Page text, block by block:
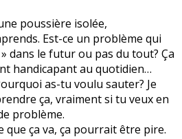
poussière isolée,
Est-ce un problème qui
dans le futur ou pas du tout? Ça
handicapant au quotidien…
as-tu voulu sauter? Je
ça, vraiment si tu veux en
problème.
que ça va, ça pourrait être pire.